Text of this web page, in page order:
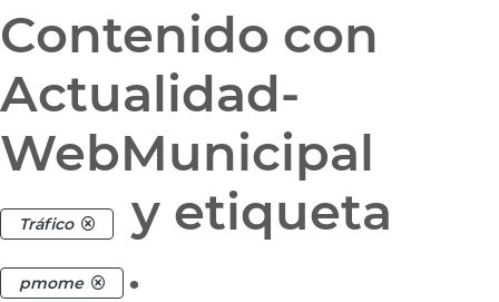
Contenido con
Actualidad-
WebMunicipal
Tráfico y etiqueta
pmome .